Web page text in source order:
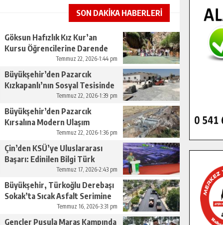
SON DAKİKA HABERLERİ
Göksun Hafızlık Kız Kur’an
Kursu Öğrencilerine Darende
Temmuz 22, 2026-1:44 pm
Büyükşehir’den Pazarcık
Kızkapanlı’nın Sosyal Tesisinde
Çevre Düzenlemesi.Temmuz 22, 2026-1:39 pm
Büyükşehir’den Pazarcık
Kırsalına Modern Ulaşım
Temmuz 22, 2026-1:36 pm
Çin’den KSÜ’ye Uluslararası
Başarı: Edinilen Bilgi Türk
Tarımına Katkı Sağlayacak.
Temmuz 17, 2026-2:43 pm
Büyükşehir, Türkoğlu Derebaşı
Sokak’ta Sıcak Asfalt Serimine
Temmuz 16, 2026-3:31 pm
Gençler Pusula Maraş Kampında